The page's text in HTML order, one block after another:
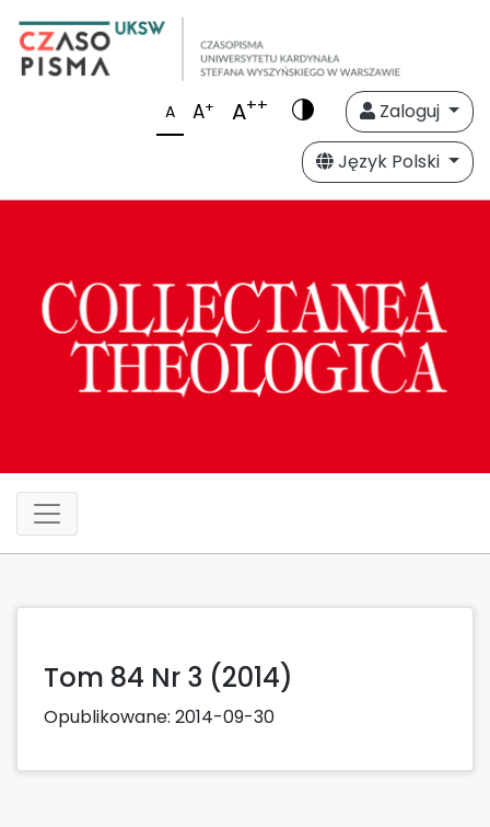
A A+ A++
Zaloguj
Język Polski
Tom 84 Nr 3 (2014)
Opublikowane: 2014-09-30